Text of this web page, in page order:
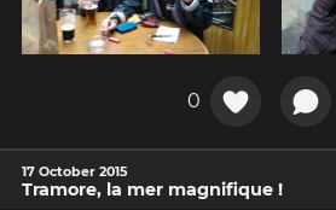
0
17 October 2015
Tramore, la mer magnifique !